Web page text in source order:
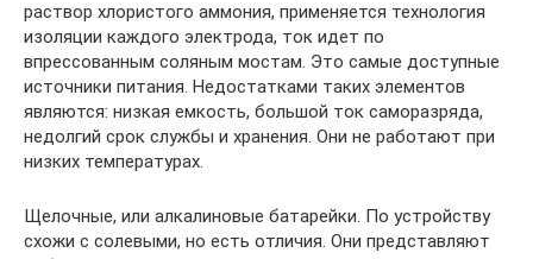
раствор хлористого аммония, применяется технология
изоляции каждого электрода, ток идет по
впрессованным соляным мостам. Это самые доступные
источники питания. Недостатками таких элементов
являются: низкая емкость, большой ток саморазряда,
недолгий срок службы и хранения. Они не работают при
низких температурах.
Щелочные, или алкалиновые батарейки. По устройству
схожи с солевыми, но есть отличия. Они представляют